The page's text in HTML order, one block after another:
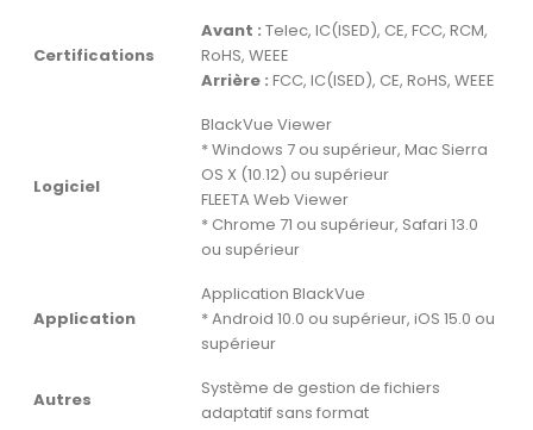
Certifications
Avant : Telec, IC(ISED), CE, FCC, RCM,
RoHS, WEEE
Arrière : FCC, IC(ISED), CE, RoHS, WEEE
Logiciel
BlackVue Viewer
* Windows 7 ou supérieur, Mac Sierra
OS X (10.12) ou supérieur
FLEETA Web Viewer
* Chrome 71 ou supérieur, Safari 13.0
ou supérieur
Application
Application BlackVue
* Android 10.0 ou supérieur, iOS 15.0 ou
supérieur
Autres
Système de gestion de fichiers
adaptatif sans format